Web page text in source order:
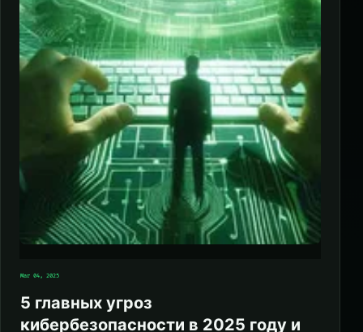
Mar 04, 2025
5 главных угроз
кибербезопасности в 2025 году и